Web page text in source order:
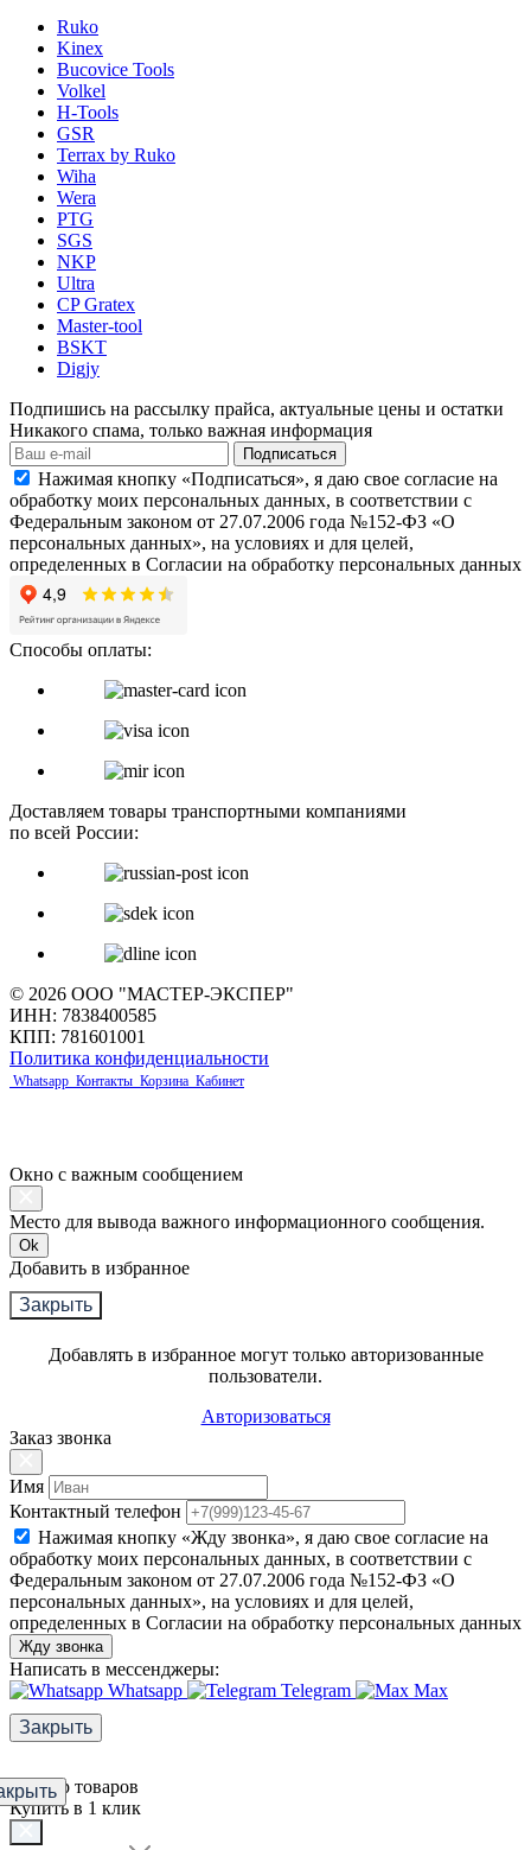
Ruko
Kinex
Bucovice Tools
Volkel
H-Tools
GSR
Terrax by Ruko
Wiha
Wera
PTG
SGS
NKP
Ultra
CP Gratex
Master-tool
BSKT
Digjy
Подпишись на рассылку прайса, актуальные цены и остатки
Никакого спама, только важная информация
Подписаться
Нажимая кнопку «Подписаться», я даю свое согласие на
обработку моих персональных данных, в соответствии с
Федеральным законом от 27.07.2006 года №152-ФЗ «О
персональных данных», на условиях и для целей,
определенных в Согласии на обработку персональных данных
Способы оплаты:
Доставляем товары транспортными компаниями
по всей России:
© 2026 ООО "МАСТЕР-ЭКСПЕР"
ИНН: 7838400585
КПП: 781601001
Политика конфиденциальности
Whatsapp Контакты Корзина Кабинет
Окно с важным сообщением
Место для вывода важного информационного сообщения.
Ok
Добавить в избранное
Закрыть
Добавлять в избранное могут только авторизованные
пользователи.
Авторизоваться
Заказ звонка
Имя
Контактный телефон
Нажимая кнопку «Жду звонка», я даю свое согласие на
обработку моих персональных данных, в соответствии с
Федеральным законом от 27.07.2006 года №152-ФЗ «О
персональных данных», на условиях и для целей,
определенных в Согласии на обработку персональных данных
Жду звонка
Написать в мессенджеры:
Whatsapp
Telegram
Max
Закрыть
Фильтр товаров
Купить в 1 клик